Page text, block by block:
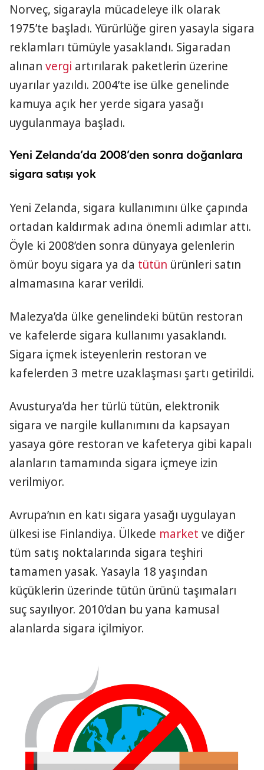
Norveç, sigarayla mücadeleye ilk olarak
1975’te başladı. Yürürlüğe giren yasayla sigara
reklamları tümüyle yasaklandı. Sigaradan
alınan vergi artırılarak paketlerin üzerine
uyarılar yazıldı. 2004’te ise ülke genelinde
kamuya açık her yerde sigara yasağı
uygulanmaya başladı.
Yeni Zelanda’da 2008’den sonra doğanlara
sigara satışı yok
Yeni Zelanda, sigara kullanımını ülke çapında
ortadan kaldırmak adına önemli adımlar attı.
Öyle ki 2008’den sonra dünyaya gelenlerin
ömür boyu sigara ya da tütün ürünleri satın
almamasına karar verildi.
Malezya’da ülke genelindeki bütün restoran
ve kafelerde sigara kullanımı yasaklandı.
Sigara içmek isteyenlerin restoran ve
kafelerden 3 metre uzaklaşması şartı getirildi.
Avusturya’da her türlü tütün, elektronik
sigara ve nargile kullanımını da kapsayan
yasaya göre restoran ve kafeterya gibi kapalı
alanların tamamında sigara içmeye izin
verilmiyor.
Avrupa’nın en katı sigara yasağı uygulayan
ülkesi ise Finlandiya. Ülkede market ve diğer
tüm satış noktalarında sigara teşhiri
tamamen yasak. Yasayla 18 yaşından
küçüklerin üzerinde tütün ürünü taşımaları
suç sayılıyor. 2010’dan bu yana kamusal
alanlarda sigara içilmiyor.